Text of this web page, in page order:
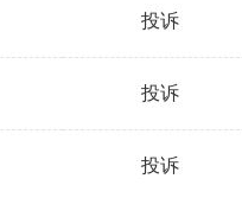
投诉
投诉
投诉